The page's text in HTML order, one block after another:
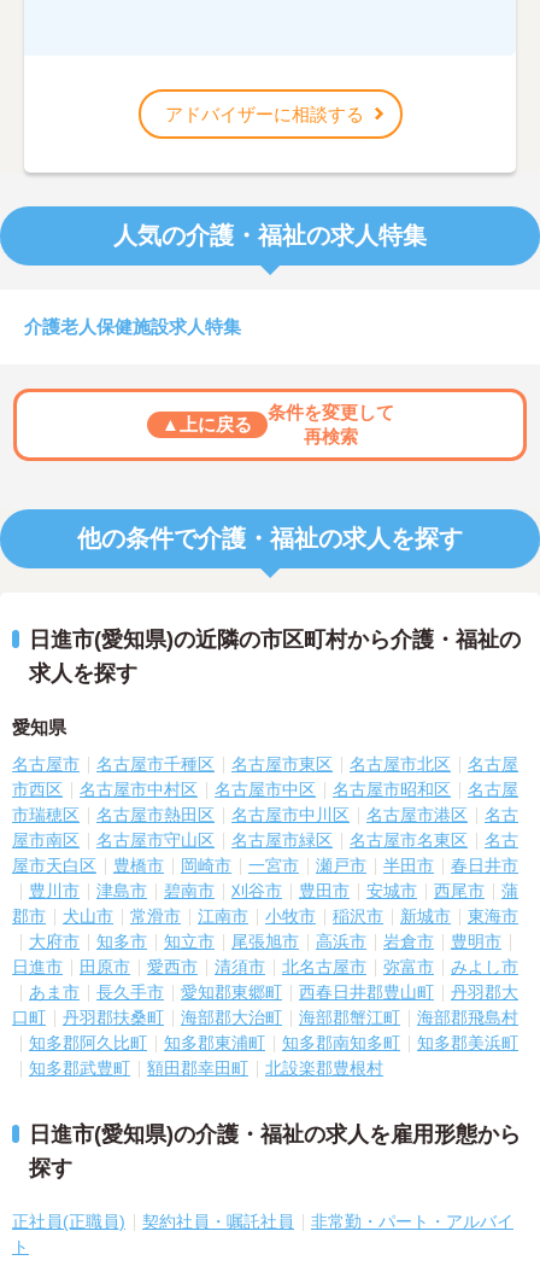
アドバイザーに相談する
人気の介護・福祉の求人特集
介護老人保健施設求人特集
▲上に戻る
条件を変更して
再検索
他の条件で介護・福祉の求人を探す
日進市(愛知県)の近隣の市区町村から介護・福祉の
求人を探す
愛知県
名古屋市 名古屋市千種区 名古屋市東区 名古屋市北区
名古屋
市西区
名古屋市中村区 名古屋市中区 名古屋市昭和区
名古屋
市瑞穂区
名古屋市熱田区 名古屋市中川区 名古屋市港区
名古
屋市南区
名古屋市守山区 名古屋市緑区 名古屋市名東区
名古
屋市天白区
豊橋市 岡崎市 一宮市 瀬戸市 半田市
春日井市
豊川市
津島市 碧南市 刈谷市 豊田市 安城市 西尾市
蒲
郡市
犬山市 常滑市 江南市 小牧市 稲沢市 新城市
東海市
大府市
知多市 知立市 尾張旭市 高浜市 岩倉市
豊明市
日進市
田原市 愛西市 清須市 北名古屋市 弥富市
みよし市
あま市
長久手市 愛知郡東郷町 西春日井郡豊山町
丹羽郡大
口町
丹羽郡扶桑町 海部郡大治町 海部郡蟹江町
海部郡飛島村
知多郡阿久比町
知多郡東浦町 知多郡南知多町
知多郡美浜町
知多郡武豊町
額田郡幸田町 北設楽郡豊根村
日進市(愛知県)の介護・福祉の求人を雇用形態から
探す
正社員(正職員) 契約社員・嘱託社員
非常勤・パート・アルバイ
ト